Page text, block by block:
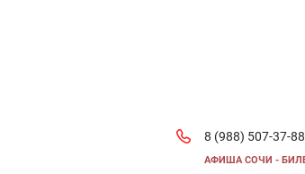
8 (988) 507-37-88
АФИША СОЧИ -